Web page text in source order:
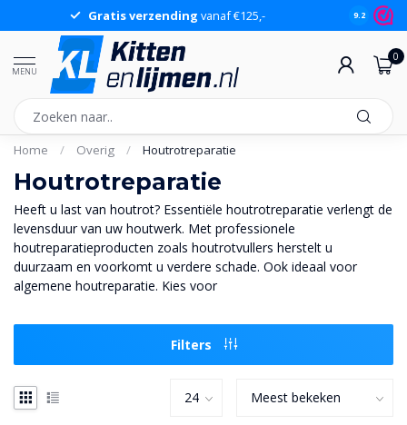
Gratis verzending vanaf €125,- 9.2
MENU
0
Home / Overig / Houtrotreparatie
Houtrotreparatie
Heeft u last van houtrot? Essentiële houtrotreparatie verlengt de
levensduur van uw houtwerk. Met professionele
houtreparatieproducten zoals houtrotvullers herstelt u
duurzaam en voorkomt u verdere schade. Ook ideaal voor
algemene houtreparatie. Kies voor
Filters